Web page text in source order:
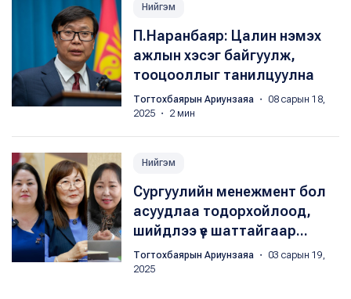
Нийгэм
П.Наранбаяр: Цалин нэмэх
ажлын хэсэг байгуулж,
тооцооллыг танилцуулна
Тогтохбаярын Ариунзаяа ・ 08 сарын 18,
2025 ・ 2 мин
Нийгэм
Сургуулийн менежмент бол
асуудлаа тодорхойлоод,
шийдлээ үе шаттайгаар...
Тогтохбаярын Ариунзаяа ・ 03 сарын 19,
2025